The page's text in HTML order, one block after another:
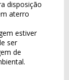
disposição
aterro
estiver
ser
de